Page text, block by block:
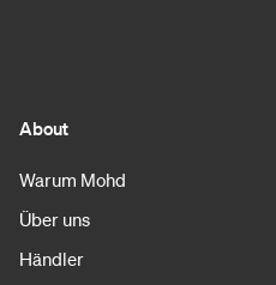
About
Warum Mohd
Über uns
Händler